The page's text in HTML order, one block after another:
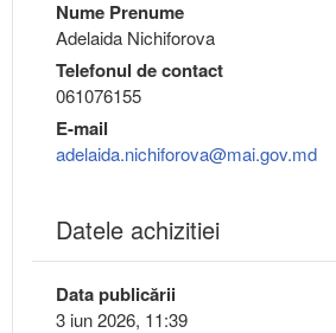
Nume Prenume
Adelaida Nichiforova
Telefonul de contact
061076155
E-mail
adelaida.nichiforova@mai.gov.md
Datele achizitiei
Data publicării
3 iun 2026, 11:39